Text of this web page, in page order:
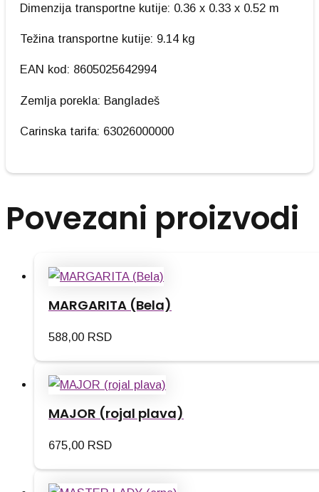
Dimenzija transportne kutije: 0.36 x 0.33 x 0.52 m
Težina transportne kutije: 9.14 kg
EAN kod: 8605025642994
Zemlja porekla: Bangladeš
Carinska tarifa: 63026000000
Povezani proizvodi
MARGARITA (Bela)
588,00 RSD
MAJOR (rojal plava)
675,00 RSD